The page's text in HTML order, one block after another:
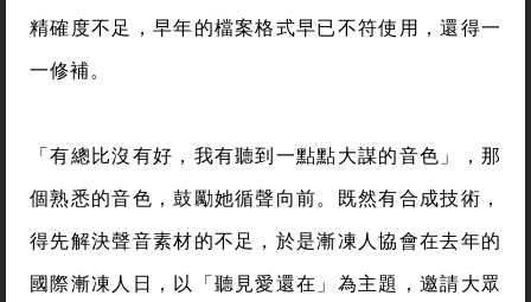
精確度不足，早年的檔案格式早已不符使用，還得一
一修補。
「有總比沒有好，我有聽到一點點大謀的音色」，那
個熟悉的音色，鼓勵她循聲向前。既然有合成技術，
得先解決聲音素材的不足，於是漸凍人協會在去年的
國際漸凍人日，以「聽見愛還在」為主題，邀請大眾